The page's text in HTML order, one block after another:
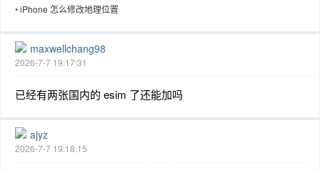
•iPhone 怎么修改地理位置
maxwellchang98
2026-7-7 19:17:31
已经有两张国内的 esim 了还能加吗
ajyz
2026-7-7 19:18:15